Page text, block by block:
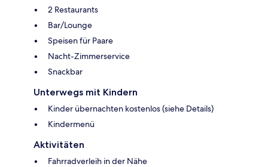
2 Restaurants
Bar/Lounge
Speisen für Paare
Nacht-Zimmerservice
Snackbar
Unterwegs mit Kindern
Kinder übernachten kostenlos (siehe Details)
Kindermenü
Aktivitäten
Fahrradverleih in der Nähe